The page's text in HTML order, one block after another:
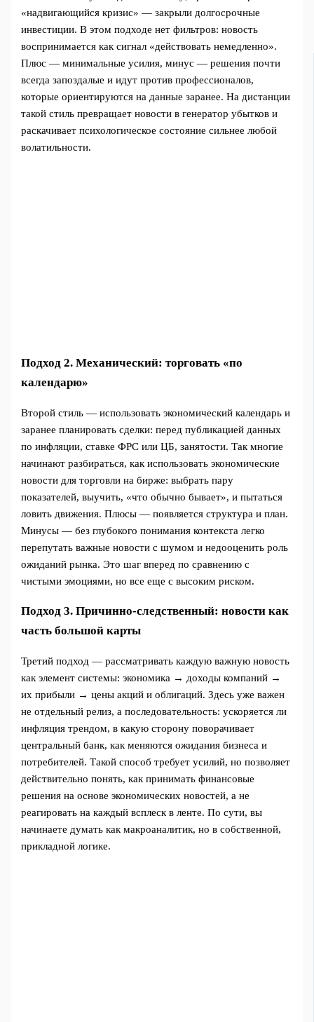
«надвигающийся кризис» — закрыли долгосрочные
инвестиции. В этом подходе нет фильтров: новость
воспринимается как сигнал «действовать немедленно».
Плюс — минимальные усилия, минус — решения почти
всегда запоздалые и идут против профессионалов,
которые ориентируются на данные заранее. На дистанции
такой стиль превращает новости в генератор убытков и
раскачивает психологическое состояние сильнее любой
волатильности.
Подход 2. Механический: торговать «по
календарю»
Второй стиль — использовать экономический календарь и
заранее планировать сделки: перед публикацией данных
по инфляции, ставке ФРС или ЦБ, занятости. Так многие
начинают разбираться, как использовать экономические
новости для торговли на бирже: выбрать пару
показателей, выучить, «что обычно бывает», и пытаться
ловить движения. Плюсы — появляется структура и план.
Минусы — без глубокого понимания контекста легко
перепутать важные новости с шумом и недооценить роль
ожиданий рынка. Это шаг вперед по сравнению с
чистыми эмоциями, но все еще с высоким риском.
Подход 3. Причинно‑следственный: новости как
часть большой карты
Третий подход — рассматривать каждую важную новость
как элемент системы: экономика → доходы компаний →
их прибыли → цены акций и облигаций. Здесь уже важен
не отдельный релиз, а последовательность: ускоряется ли
инфляция трендом, в какую сторону поворачивает
центральный банк, как меняются ожидания бизнеса и
потребителей. Такой способ требует усилий, но позволяет
действительно понять, как принимать финансовые
решения на основе экономических новостей, а не
реагировать на каждый всплеск в ленте. По сути, вы
начинаете думать как макроаналитик, но в собственной,
прикладной логике.